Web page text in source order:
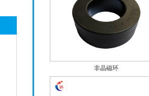
非晶磁环